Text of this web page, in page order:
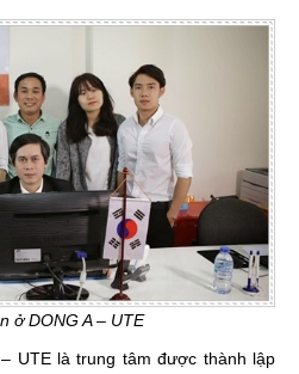
ở DONG A – UTE
UTE là trung tâm được thành lập